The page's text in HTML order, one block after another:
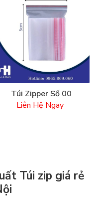
Túi Zipper Số 00
Liên Hệ Ngay
Túi zip giá rẻ